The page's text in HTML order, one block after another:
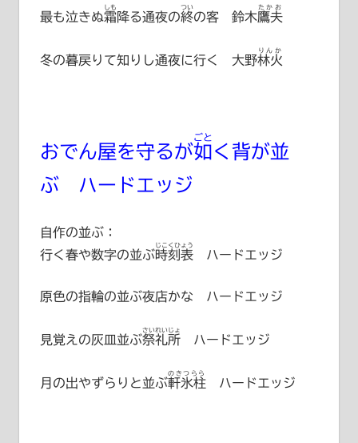
最も泣きぬ霜
しも
降る通夜の終
つい
の客 鈴木鷹夫
たかお
冬の暮戻りて知りし通夜に行く 大野林火
りんか
おでん屋を守るが如
ごと
く背が並
ぶ ハードエッジ
自作の並ぶ：
行く春や数字の並ぶ時刻表
じこくひょう
ハードエッジ
原色の指輪の並ぶ夜店かな ハードエッジ
見覚えの灰皿並ぶ祭礼所
さいれいじょ
ハードエッジ
月の出やずらりと並ぶ軒氷柱
のきつらら
ハードエッジ